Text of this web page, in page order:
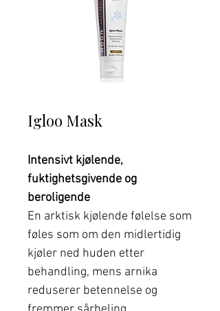
Igloo Mask
Intensivt kjølende,
fuktighetsgivende og
beroligende
En arktisk kjølende følelse som
føles som om den midlertidig
kjøler ned huden etter
behandling, mens arnika
reduserer betennelse og